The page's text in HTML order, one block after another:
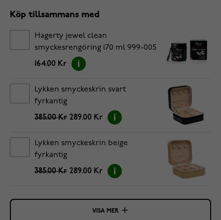
Köp tillsammans med
Hagerty jewel clean
smyckesrengöring 170 ml 999-005
164.00 Kr
Lykken smyckeskrin svart
fyrkantig
385.00 Kr 289.00 Kr
Lykken smyckeskrin beige
fyrkantig
385.00 Kr 289.00 Kr
VISA MER